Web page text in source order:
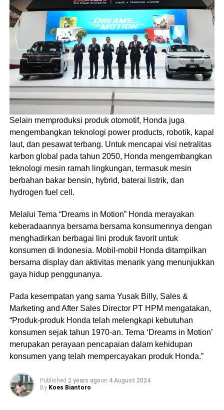
Selain memproduksi produk otomotif, Honda juga
mengembangkan teknologi power products, robotik, kapal
laut, dan pesawat terbang. Untuk mencapai visi netralitas
karbon global pada tahun 2050, Honda mengembangkan
teknologi mesin ramah lingkungan, termasuk mesin
berbahan bakar bensin, hybrid, baterai listrik, dan
hydrogen fuel cell.
Melalui Tema “Dreams in Motion” Honda merayakan
keberadaannya bersama bersama konsumennya dengan
menghadirkan berbagai lini produk favorit untuk
konsumen di Indonesia. Mobil-mobil Honda ditampilkan
bersama display dan aktivitas menarik yang menunjukkan
gaya hidup penggunanya.
Pada kesempatan yang sama Yusak Billy, Sales &
Marketing and After Sales Director PT HPM mengatakan,
“Produk-produk Honda telah melengkapi kebutuhan
konsumen sejak tahun 1970-an. Tema ‘Dreams in Motion’
merupakan perayaan pencapaian dalam kehidupan
konsumen yang telah mempercayakan produk Honda.”
Published 2 years agoon 4 August 2024
By Koes Biantoro